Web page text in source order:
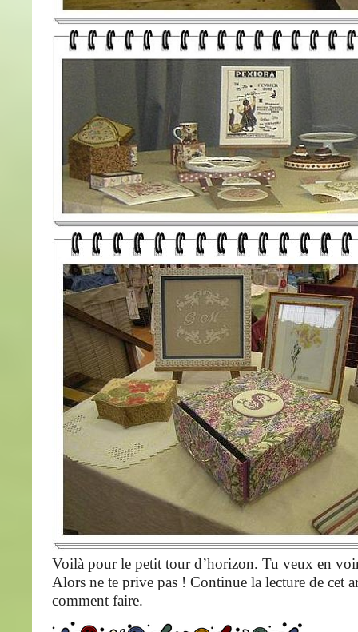
Voilà pour le petit tour d’horizon. Tu veux en
Alors ne te prive pas ! Continue la lecture de cet
comment faire.